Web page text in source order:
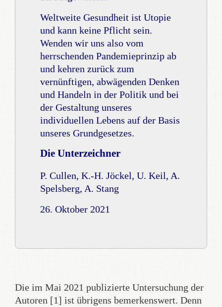
Weltweite Gesundheit ist Utopie
und kann keine Pflicht sein.
Wenden wir uns also vom
herrschenden Pandemieprinzip ab
und kehren zurück zum
vernünftigen, abwägenden Denken
und Handeln in der Politik und bei
der Gestaltung unseres
individuellen Lebens auf der Basis
unseres Grundgesetzes.
Die Unterzeichner
P. Cullen, K.-H. Jöckel, U. Keil, A.
Spelsberg, A. Stang
26. Oktober 2021
Die im Mai 2021 publizierte Untersuchung der
Autoren [1] ist übrigens bemerkenswert. Denn